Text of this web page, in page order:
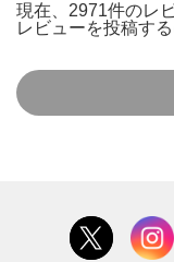
現在、2971件のレ
レビューを投稿す